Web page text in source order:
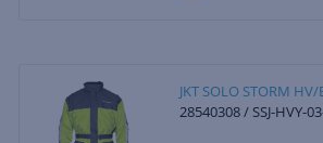
JKT SOLO STORM HV/
28540308 / SSJ-HVY-